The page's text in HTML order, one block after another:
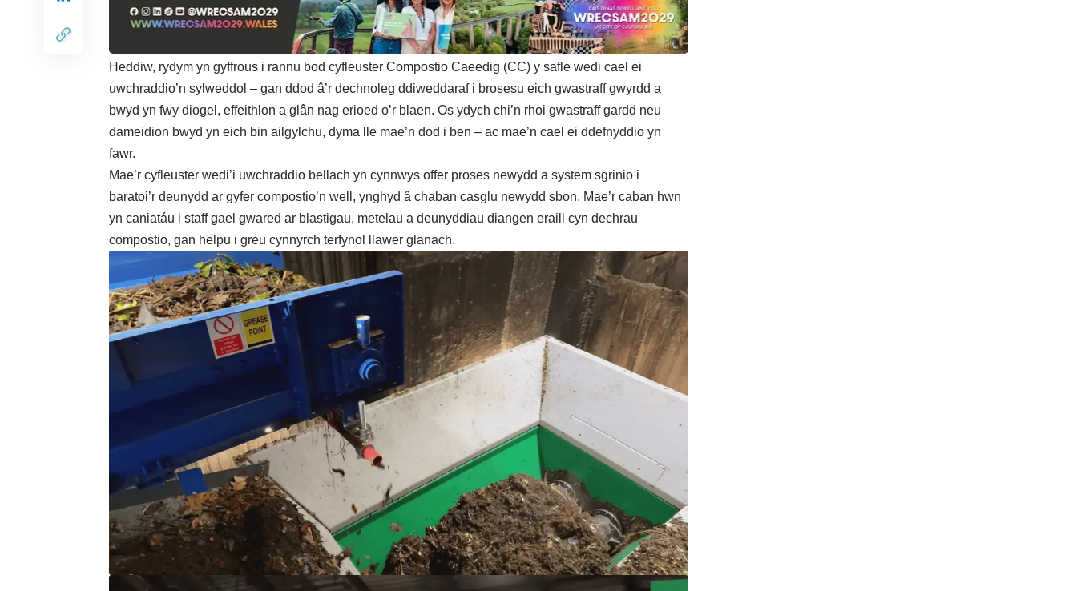
Heddiw, rydym yn gyffrous i rannu bod cyfleuster Compostio Caeedig (CC) y safle wedi cael ei
uwchraddio’n sylweddol – gan ddod â’r dechnoleg ddiweddaraf i brosesu eich gwastraff gwyrdd a
bwyd yn fwy diogel, effeithlon a glân nag erioed o’r blaen. Os ydych chi’n rhoi gwastraff gardd neu
dameidion bwyd yn eich bin ailgylchu, dyma lle mae’n dod i ben – ac mae’n cael ei ddefnyddio yn
fawr.
Mae’r cyfleuster wedi’i uwchraddio bellach yn cynnwys offer proses newydd a system sgrinio i
baratoi’r deunydd ar gyfer compostio’n well, ynghyd â chaban casglu newydd sbon. Mae’r caban hwn
yn caniatáu i staff gael gwared ar blastigau, metelau a deunyddiau diangen eraill cyn dechrau
compostio, gan helpu i greu cynnyrch terfynol llawer glanach.